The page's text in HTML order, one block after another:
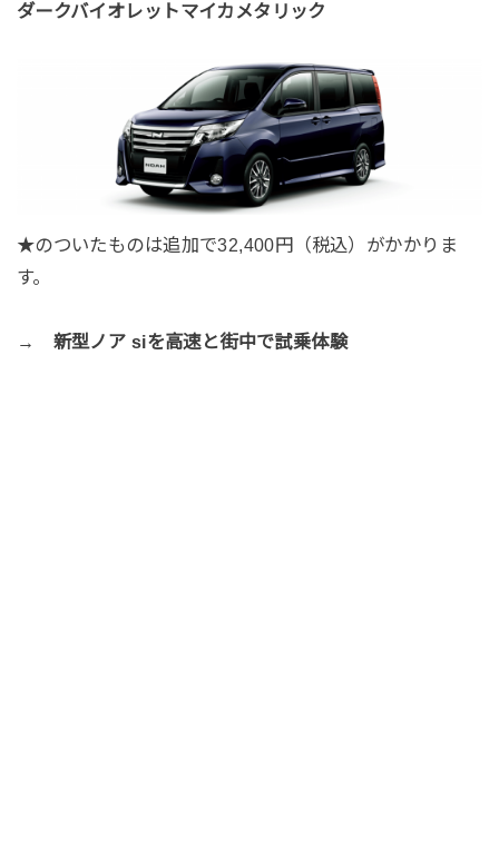
ダークバイオレットマイカメタリック
★のついたものは追加で32,400円（税込）がかかりま
す。
→ 新型ノア siを高速と街中で試乗体験